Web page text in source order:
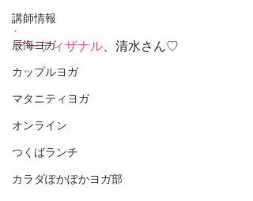
講師情報
辰海ヨガ
カップルヨガ
マタニティヨガ
オンライン
つくばランチ
カラダぽかぽかヨガ部
.
アーティザナル、清水さん♡